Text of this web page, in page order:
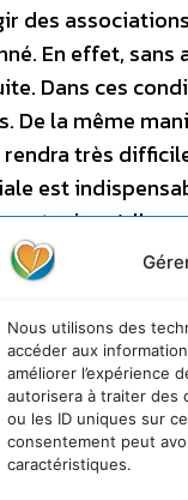
Nous utilisons des
accéder aux
améliorer l’expérience
autorisera à traiter des
ou les ID uniques sur
consentement peut
caractéristiques.
des
En effet,
Dans ces
la même
très
est
qu’elles
attaqué avec
par là
nous
de ce que fut
afin de
les sujets